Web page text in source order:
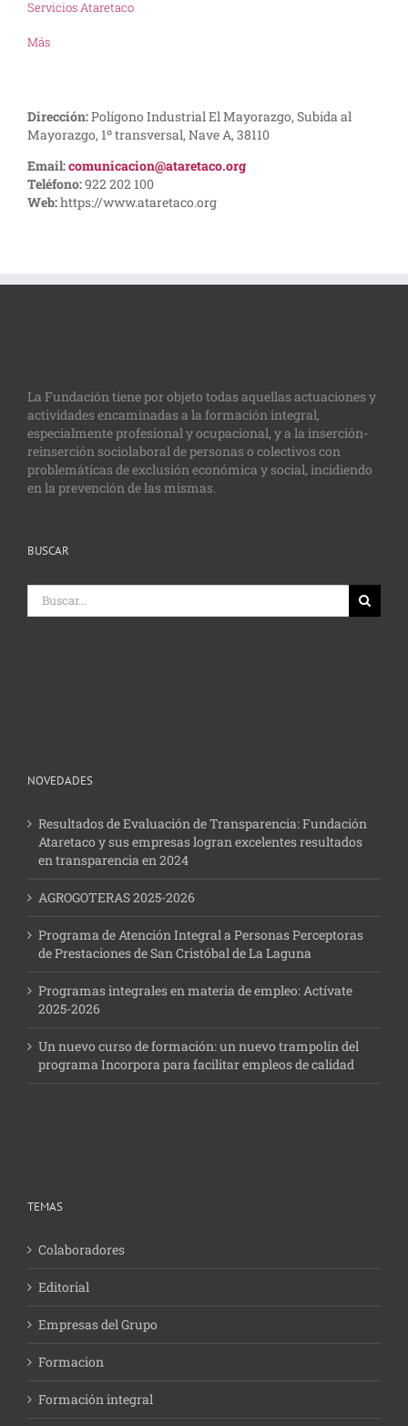
Servicios Ataretaco
Más
Dirección:Polígono Industrial El Mayorazgo, Subida al
Mayorazgo, 1º transversal, Nave A, 38110
Email:comunicacion@ataretaco.org
Teléfono:922 202 100
Web:https://www.ataretaco.org
La Fundación tiene por objeto todas aquellas actuaciones y
actividades encaminadas a la formación integral,
especialmente profesional y ocupacional, y a la inserción-
reinserción sociolaboral de personas o colectivos con
problemáticas de exclusión económica y social, incidiendo
en la prevención de las mismas.
BUSCAR
Buscar:
NOVEDADES
Resultados de Evaluación de Transparencia: Fundación
Ataretaco y sus empresas logran excelentes resultados
en transparencia en 2024
AGROGOTERAS 2025-2026
Programa de Atención Integral a Personas Perceptoras
de Prestaciones de San Cristóbal de La Laguna
Programas integrales en materia de empleo: Actívate
2025-2026
Un nuevo curso de formación: un nuevo trampolín del
programa Incorpora para facilitar empleos de calidad
TEMAS
Colaboradores
Editorial
Empresas del Grupo
Formacion
Formación integral